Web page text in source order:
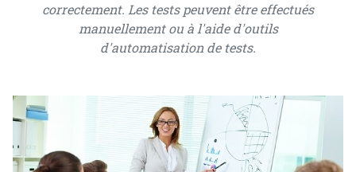
correctement. Les tests peuvent être effectués
manuellement ou à l'aide d'outils
d'automatisation de tests.